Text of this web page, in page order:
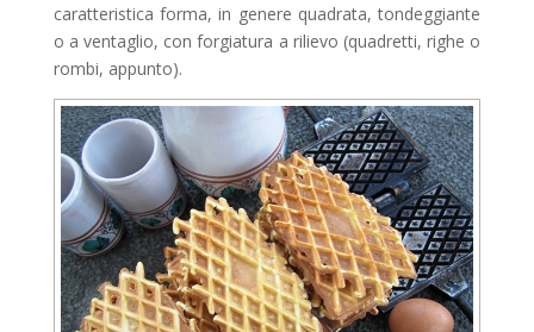
caratteristica forma, in genere quadrata, tondeggiante
o a ventaglio, con forgiatura a rilievo (quadretti, righe o
rombi, appunto).